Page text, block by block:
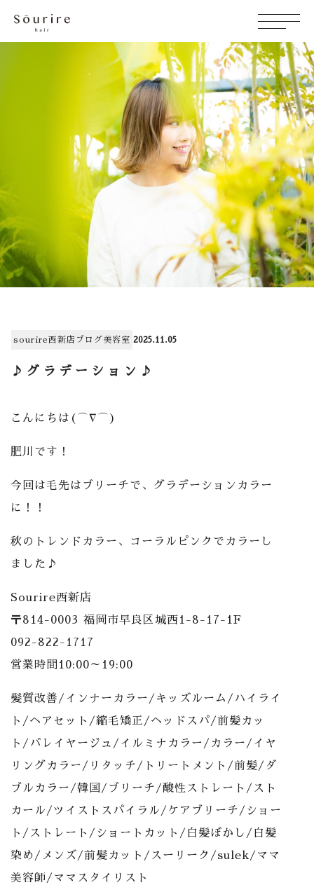
sourire西新店 ブログ美容室 2025.11.05
♪グラデーション♪
こんにちは(⌒∇⌒)
肥川です！
今回は毛先はブリーチで、グラデーションカラー
に！！
秋のトレンドカラー、コーラルピンクでカラーし
ました♪
Sourire西新店
〒814-0003 福岡市早良区城西1-8-17-1F
092-822-1717
営業時間10:00～19:00
髪質改善/インナーカラー/キッズルーム/ハイライ
ト/ヘアセット/縮毛矯正/ヘッドスパ/前髪カッ
ト/バレイヤージュ/イルミナカラー/カラー/イヤ
リングカラー/リタッチ/トリートメント/前髪/ダ
ブルカラー/韓国/ブリーチ/酸性ストレート/スト
カール/ツイストスパイラル/ケアブリーチ/ショー
ト/ストレート/ショートカット/白髪ぼかし/白髪
染め/メンズ/前髪カット/スーリーク/sulek/ママ
美容師/ママスタイリスト